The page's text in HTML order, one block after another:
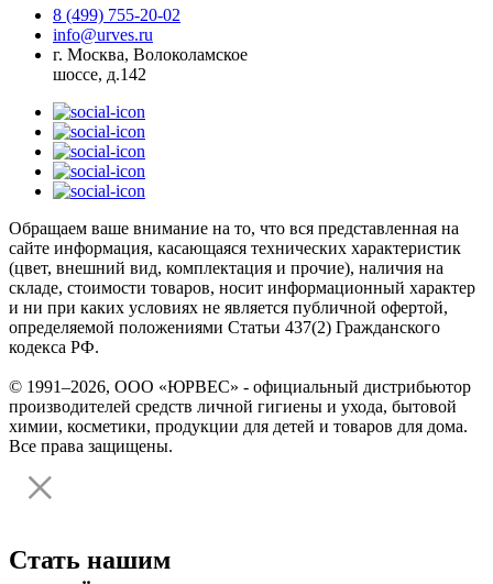
8 (499) 755-20-02
info@urves.ru
г. Москва, Волоколамское
шоссе, д.142
Обращаем ваше внимание на то, что вся представленная на
сайте информация, касающаяся технических характеристик
(цвет, внешний вид, комплектация и прочие), наличия на
складе, стоимости товаров, носит информационный характер
и ни при каких условиях не является публичной офертой,
определяемой положениями Статьи 437(2) Гражданского
кодекса РФ.
© 1991–2026, ООО «ЮРВЕС» - официальный дистрибьютор
производителей средств личной гигиены и ухода, бытовой
химии, косметики, продукции для детей и товаров для дома.
Все права защищены.
Стать нашим